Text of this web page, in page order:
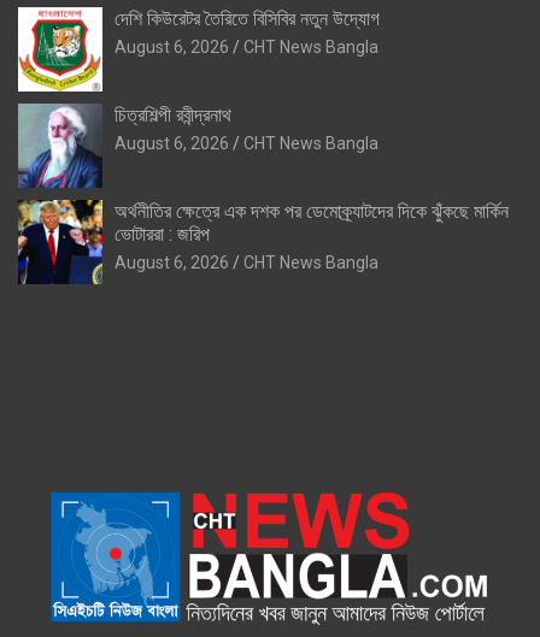
দেশি কিউরেটর তৈরিতে বিসিবির নতুন উদ্যোগ
August 6, 2026 CHT News Bangla
চিত্রশিল্পী রবীন্দ্রনাথ
August 6, 2026 CHT News Bangla
অর্থনীতির ক্ষেত্রে এক দশক পর ডেমোক্র্যাটদের দিকে ঝুঁকছে মার্কিন
ভোটাররা : জরিপ
August 6, 2026 CHT News Bangla